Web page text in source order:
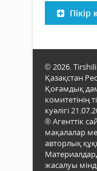
Пікір
© 2026.
Қазақстан
Қоғамдық
комитетінің
куәлігі
® Агенттік
мақалалар
авторлық
жасалуы